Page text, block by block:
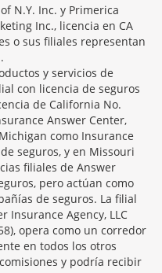
N.Y. Inc. y Primerica
Inc., licencia en CA
o sus filiales representan
y servicios de
con licencia de seguros
de California No.
Answer Center,
como Insurance
seguros, y en Missouri
filiales de Answer
pero actúan como
de seguros. La filial
Insurance Agency, LLC
opera como un corredor
en todos los otros
y podría recibir